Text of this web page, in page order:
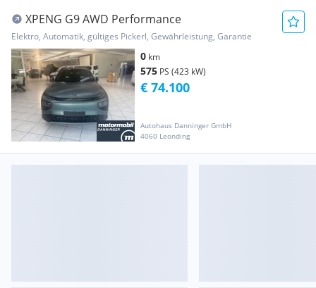
XPENG G9 AWD Performance
Elektro, Automatik, gültiges Pickerl, Gewährleistung, Garantie
0 km
575 PS (423 kW)
Autohaus Danninger GmbH
4060 Leonding
€ 74.100